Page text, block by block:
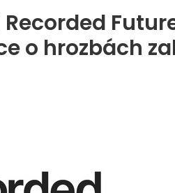
o hrozbách